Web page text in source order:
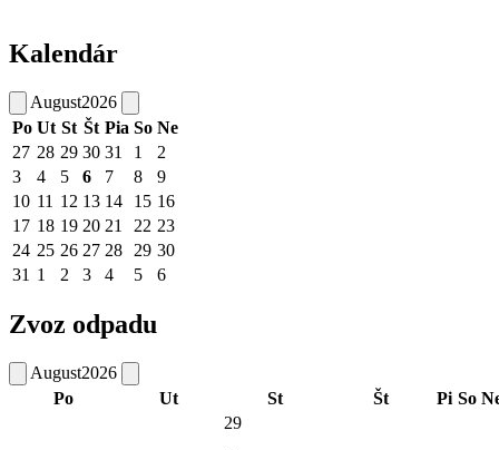
Kalendár
August2026
Po Ut St Št Pia So Ne
27 28 29 30 31 1
2
3
4 5 6 7 8
9
10 11 12 13 14 15 16
17 18 19 20 21 22 23
24 25 26 27 28 29 30
31 1 2 3 4 5 6
Zvoz odpadu
August2026
Po
Ut St Št Pi So
29